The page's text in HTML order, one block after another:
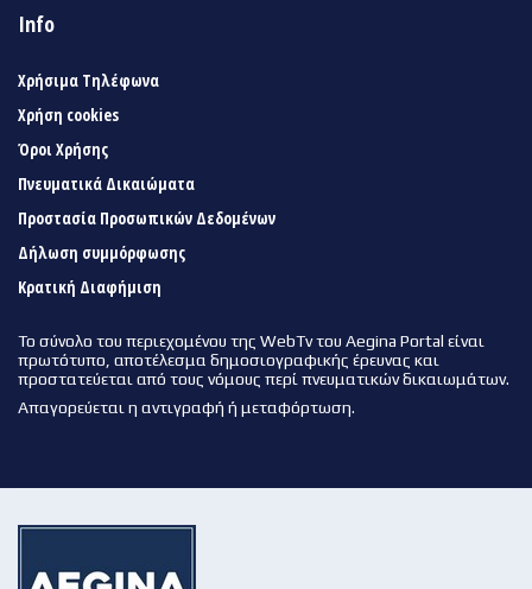
Info
Χρήσιμα Τηλέφωνα
Χρήση cookies
Όροι Χρήσης
Πνευματικά Δικαιώματα
Προστασία Προσωπικών Δεδομένων
Δήλωση συμμόρφωσης
Κρατική Διαφήμιση
Το σύνολο του περιεχομένου της WebTv του Aegina Portal είναι
πρωτότυπο, αποτέλεσμα δημοσιογραφικής έρευνας και
προστατεύεται από τους νόμους περί πνευματικών δικαιωμάτων.
Απαγορεύεται η αντιγραφή ή μεταφόρτωση.